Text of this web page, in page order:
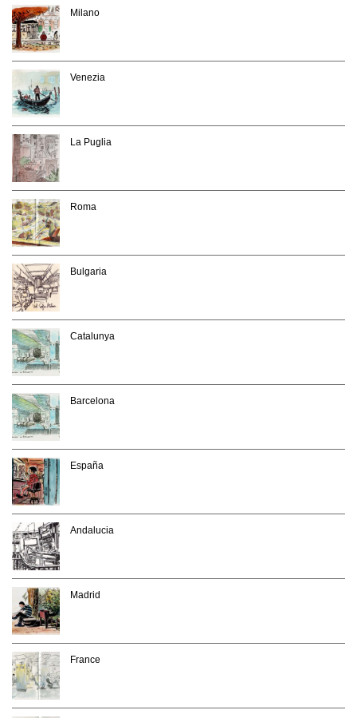
Milano
Venezia
La Puglia
Roma
Bulgaria
Catalunya
Barcelona
España
Andalucia
Madrid
France